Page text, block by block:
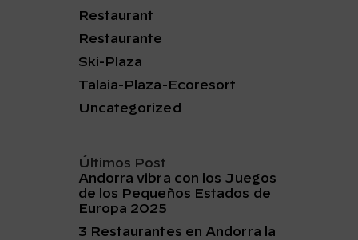
Restaurant
Restaurante
Ski-Plaza
Talaia-Plaza-Ecoresort
Uncategorized
Últimos Post
Andorra vibra con los Juegos
de los Pequeños Estados de
Europa 2025
3 Restaurantes en Andorra la